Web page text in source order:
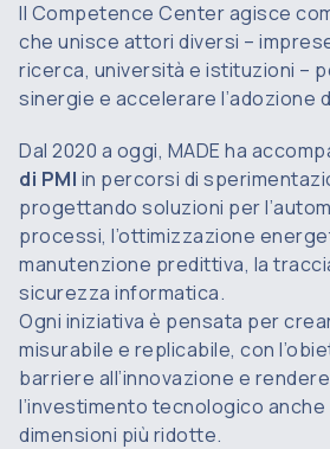
Il Competence Center agisce
che unisce attori diversi –
ricerca, università e istituzioni –
sinergie e accelerare l’adozione
Dal 2020 a oggi, MADE ha
di PMI in percorsi di
progettando soluzioni per
processi, l’ottimizzazione
manutenzione predittiva, la
sicurezza informatica.
Ogni iniziativa è pensata per
misurabile e replicabile, con
barriere all’innovazione e
l’investimento tecnologico
dimensioni più ridotte.